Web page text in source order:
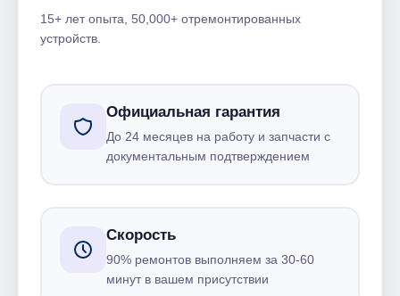
15+ лет опыта, 50,000+ отремонтированных
устройств.
Официальная гарантия
До 24 месяцев на работу и запчасти с
документальным подтверждением
Скорость
90% ремонтов выполняем за 30-60
минут в вашем присутствии